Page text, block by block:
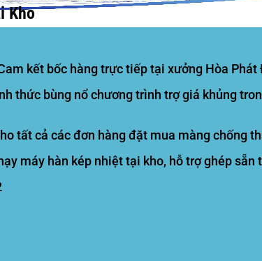
Kho
kết bốc hàng trực tiếp tại xưởng Hòa Phát
thức bùng nổ chương trình trợ giá khủng
tất cả các đơn hàng đặt mua màng chống
máy hàn kép nhiệt tại kho, hỗ trợ ghép